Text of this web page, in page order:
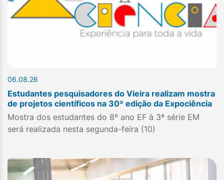
06.08.26
Estudantes pesquisadores do Vieira realizam mostra
de projetos científicos na 30ª edição da Expociência
Mostra dos estudantes do 8º ano EF à 3ª série EM
será realizada nesta segunda-feira (10)